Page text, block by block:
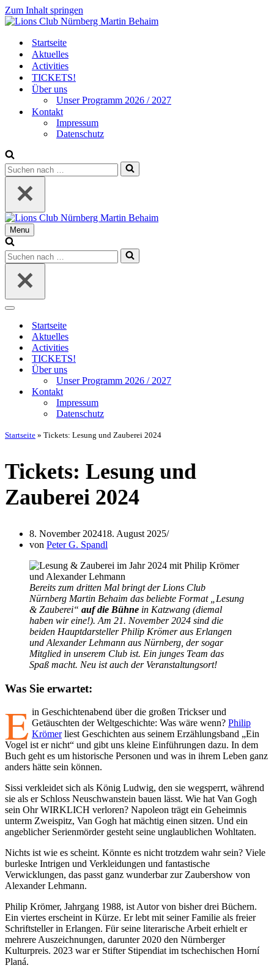
Zum Inhalt springen
Startseite
Aktuelles
Activities
TICKETS!
Über uns
Unser Programm 2026 / 2027
Kontakt
Impressum
Datenschutz
Suchen
nach …
Menu
Navigationsmenü
Suchen
nach …
Navigationsmenü
Startseite
Aktuelles
Activities
TICKETS!
Über uns
Unser Programm 2026 / 2027
Kontakt
Impressum
Datenschutz
Startseite » Tickets: Lesung und Zauberei 2024
Tickets: Lesung und
Zauberei 2024
8. November 202418. August 2025
von Peter G. Spandl
Bereits zum dritten Mal bringt der Lions Club
Nürnberg Martin Behaim das beliebte Format „Lesung
& Zauberei“ auf die Bühne in Katzwang (diemal
haben wir eine!). Am 21. November 2024 sind die
beiden Hauptdarsteller Philip Krömer aus Erlangen
und Alexander Lehmann aus Nürnberg, der sogar
Mitglied in unserem Club ist. Ein junges Team das
Spaß macht. Neu ist auch der Veranstaltungsort!
Was Sie erwartet:
E in Geschichtenabend über die großen Trickser und
Getäuschten der Weltgeschichte: Was wäre wenn? Philip
Krömerliest Geschichten aus seinem Erzählungsband „Ein
Vogel ist er nicht“ und gibt uns kleine Einführungen dazu. In dem
Buch geht es um historische Personen und was in ihrem Leben ganz
anders hätte sein können.
Sissi verkleidet sich als König Ludwig, den sie wegsperrt, während
sie als er Schloss Neuschwanstein bauen lässt. Wie hat Van Gogh
sein Ohr WIRKLICH verloren? Napoleon trägt ein Geheimnis
unterm Zweispitz, Van Gogh hat mächtig einen sitzen. Und ein
angeblicher Serienmörder gesteht seine unglaublichen Wohltaten.
Nichts ist wie es scheint. Könnte es nicht trotzdem wahr sein? Viele
burleske Intrigen und Verkleidungen und fantastische
Verwicklungen, das passt ganz wunderbar zur Zaubershow von
Alexander Lehmann.
Philip Krömer, Jahrgang 1988, ist Autor von bisher drei Büchern.
Ein viertes erscheint in Kürze. Er lebt mit seiner Familie als freier
Schriftsteller in Erlangen. Für seine literarische Arbeit erhielt er
mehrere Auszeichnungen, darunter 2020 den Nürnberger
Kulturpreis. 2023 war er Stifter Stipendiat im tschechischen Horní
Planá.